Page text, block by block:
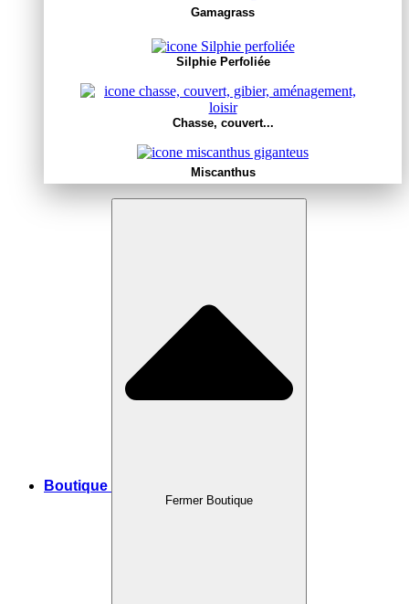
Gamagrass
Silphie Perfoliée
Chasse, couvert...
Miscanthus
Boutique
Fermer Boutique